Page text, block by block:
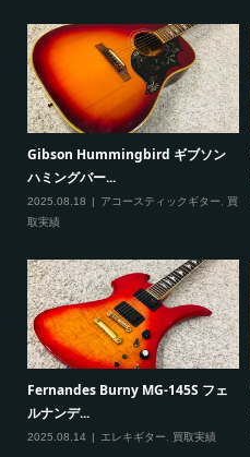
Gibson Hummingbird ギブソン
ハミングバー...
2025.08.18 アコースティックギター
買
取実績
Fernandes Burny MG-145S フェ
ルナンデ...
2025.08.14 エレキギター, 買取実績